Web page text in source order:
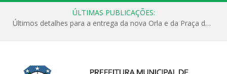
ÚLTIMAS PUBLICAÇÕES:
Últimos detalhes para a entrega da nova Orla e da Praça do Praião